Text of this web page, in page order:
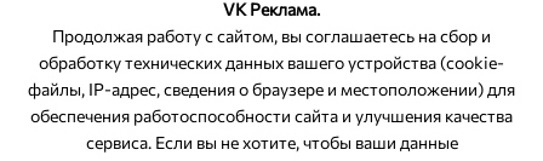
VK Реклама.
Продолжая работу с сайтом, вы соглашаетесь на сбор и
обработку технических данных вашего устройства (cookie-
файлы, IP-адрес, сведения о браузере и местоположении) для
обеспечения работоспособности сайта и улучшения качества
сервиса. Если вы не хотите, чтобы ваши данные
ОБРАТНАЯ СВЯЗЬ
8-800-350-46-10